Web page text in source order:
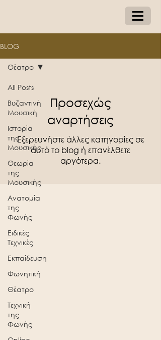
BLOG
All Posts
Βυζαντινή
Μουσική
Ιστορία
της
Μουσικής
Θεωρία
της
Μουσικής
Ανατομία
της
Φωνής
Ειδικές
Τεχνικές
Εκπαίδευση
Φωνητική
Θέατρο
Τεχνική
της
Φωνής
Θέατρο
Προσεχώς
αναρτήσεις
Εξερευνήστε άλλες κατηγορίες σε
αυτό το blog ή επανέλθετε
αργότερα.